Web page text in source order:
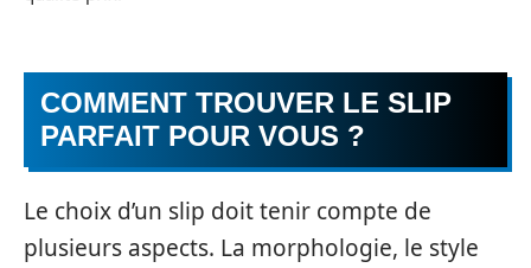
COMMENT TROUVER LE SLIP
PARFAIT POUR VOUS ?
Le choix d’un slip doit tenir compte de
plusieurs aspects. La morphologie, le style